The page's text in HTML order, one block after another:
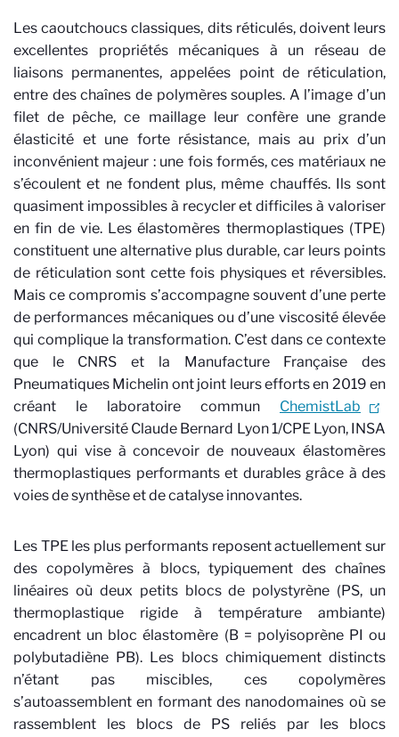
Les caoutchoucs classiques, dits réticulés, doivent leurs
excellentes propriétés mécaniques à un réseau de
liaisons permanentes, appelées point de réticulation,
entre des chaînes de polymères souples. A l’image d’un
filet de pêche, ce maillage leur confère une grande
élasticité et une forte résistance, mais au prix d’un
inconvénient majeur : une fois formés, ces matériaux ne
s’écoulent et ne fondent plus, même chauffés. Ils sont
quasiment impossibles à recycler et difficiles à valoriser
en fin de vie. Les élastomères thermoplastiques (TPE)
constituent une alternative plus durable, car leurs points
de réticulation sont cette fois physiques et réversibles.
Mais ce compromis s’accompagne souvent d’une perte
de performances mécaniques ou d’une viscosité élevée
qui complique la transformation. C’est dans ce contexte
que le CNRS et la Manufacture Française des
Pneumatiques Michelin ont joint leurs efforts en 2019 en
créant le laboratoire commun ChemistLab
(CNRS/Université Claude Bernard Lyon 1/CPE Lyon, INSA
Lyon) qui vise à concevoir de nouveaux élastomères
thermoplastiques performants et durables grâce à des
voies de synthèse et de catalyse innovantes.
Les TPE les plus performants reposent actuellement sur
des copolymères à blocs, typiquement des chaînes
linéaires où deux petits blocs de polystyrène (PS, un
thermoplastique rigide à température ambiante)
encadrent un bloc élastomère (B = polyisoprène PI ou
polybutadiène PB). Les blocs chimiquement distincts
n’étant pas miscibles, ces copolymères
s’autoassemblent en formant des nanodomaines où se
rassemblent les blocs de PS reliés par les blocs